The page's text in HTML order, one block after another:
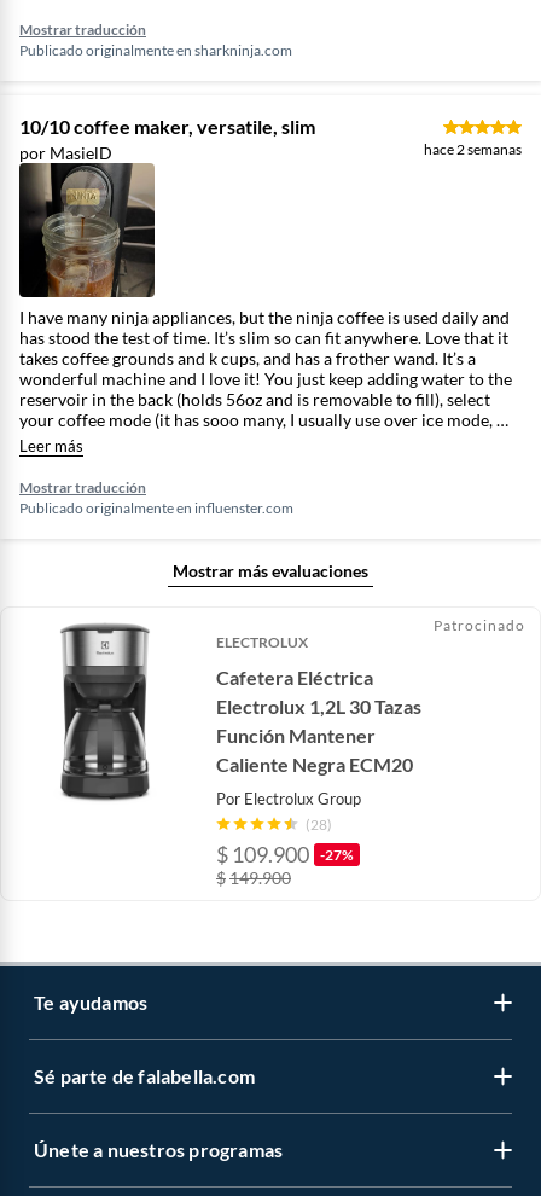
Mostrar traducción
Publicado originalmente en sharkninja.com
10/10 coffee maker, versatile, slim
por MasielD hace 2 semanas
I have many ninja appliances, but the ninja coffee is used daily and
has stood the test of time. It’s slim so can fit anywhere. Love that it
takes coffee grounds and k cups, and has a frother wand. It’s a
wonderful machine and I love it! You just keep adding water to the
reservoir in the back (holds 56oz and is removable to fill), select
your coffee mode (it has sooo many, I usually use over ice mode, my
husband usually uses rich mode). I have no complaints, it’s used
multiple times a day in my house.
Leer más
Mostrar traducción
Publicado originalmente en influenster.com
Mostrar más evaluaciones
ELECTROLUX
Cafetera Eléctrica
Electrolux 1,2L 30 Tazas
Función Mantener
Caliente Negra ECM20
Por Electrolux Group
(28)
$ 109.900 -27%
$149.900
Patrocinado
Te ayudamos
Venta telefónica
Sé parte de falabella.com
Vende en falabella.com
Únete a nuestros programas